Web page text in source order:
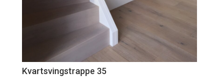
Kvartsvingstrappe 35